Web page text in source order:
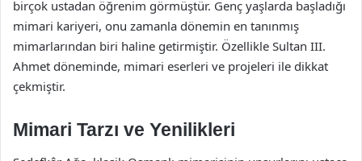
birçok ustadan öğrenim görmüştür. Genç yaşlarda başladığı
mimari kariyeri, onu zamanla dönemin en tanınmış
mimarlarından biri haline getirmiştir. Özellikle Sultan III.
Ahmet döneminde, mimari eserleri ve projeleri ile dikkat
çekmiştir.
Mimari Tarzı ve Yenilikleri